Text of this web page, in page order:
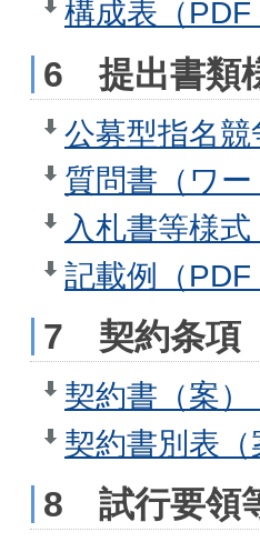
構成表（PDF
6 提出書類
公募型指名
質問書（ワー
入札書等様
記載例（PDF
7 契約条項
契約書（案
契約書別表
8 試行要領